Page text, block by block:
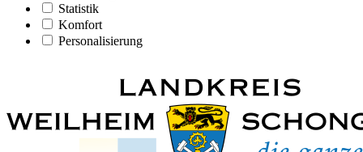
Statistik
Komfort
Personalisierung